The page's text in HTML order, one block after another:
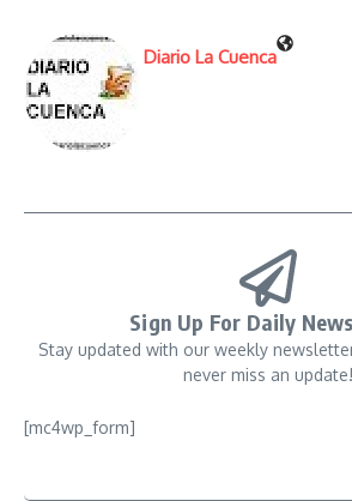
Diario La Cuenca
Sign Up For Daily
Stay updated with our weekly
never miss an update!
[mc4wp_form]